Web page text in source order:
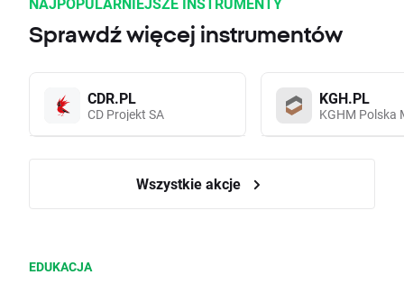
Sprawdź więcej instrumentów
CDR.PL
CD Projekt SA
KGH.PL
KGHM Polska
Wszystkie akcje
EDUKACJA